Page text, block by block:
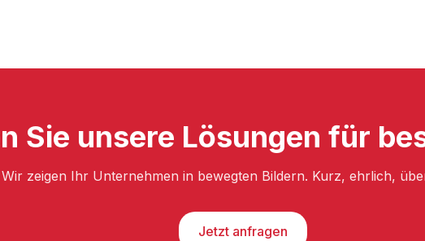
Sie unsere Lösungen für
Wir zeigen Ihr Unternehmen in bewegten Bildern. Kurz, ehrlich,
Jetzt anfragen